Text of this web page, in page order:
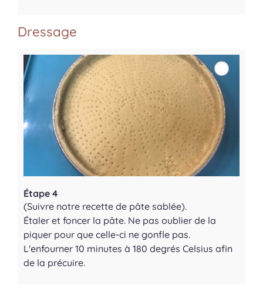
Dressage
Étape 4
(Suivre notre recette de pâte sablée).
Étaler et foncer la pâte. Ne pas oublier de la
piquer pour que celle-ci ne gonfle pas.
L'enfourner 10 minutes à 180 degrés Celsius afin
de la précuire.